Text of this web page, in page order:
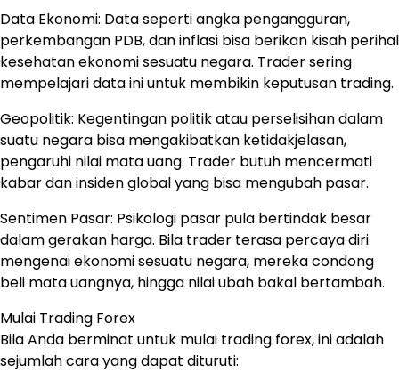
Data Ekonomi: Data seperti angka pengangguran,
perkembangan PDB, dan inflasi bisa berikan kisah perihal
kesehatan ekonomi sesuatu negara. Trader sering
mempelajari data ini untuk membikin keputusan trading.
Geopolitik: Kegentingan politik atau perselisihan dalam
suatu negara bisa mengakibatkan ketidakjelasan,
pengaruhi nilai mata uang. Trader butuh mencermati
kabar dan insiden global yang bisa mengubah pasar.
Sentimen Pasar: Psikologi pasar pula bertindak besar
dalam gerakan harga. Bila trader terasa percaya diri
mengenai ekonomi sesuatu negara, mereka condong
beli mata uangnya, hingga nilai ubah bakal bertambah.
Mulai Trading Forex
Bila Anda berminat untuk mulai trading forex, ini adalah
sejumlah cara yang dapat dituruti: